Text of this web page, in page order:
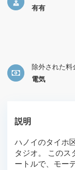
有有
除外された料
電気
説明
ハノイのタイホ
タジオ。 このス
ートルで、モー